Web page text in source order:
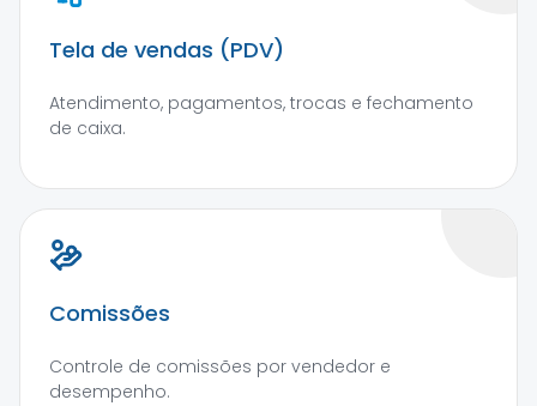
Tela de vendas (PDV)
Atendimento, pagamentos, trocas e fechamento
de caixa.
Comissões
Controle de comissões por vendedor e
desempenho.